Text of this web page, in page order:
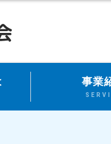
事業